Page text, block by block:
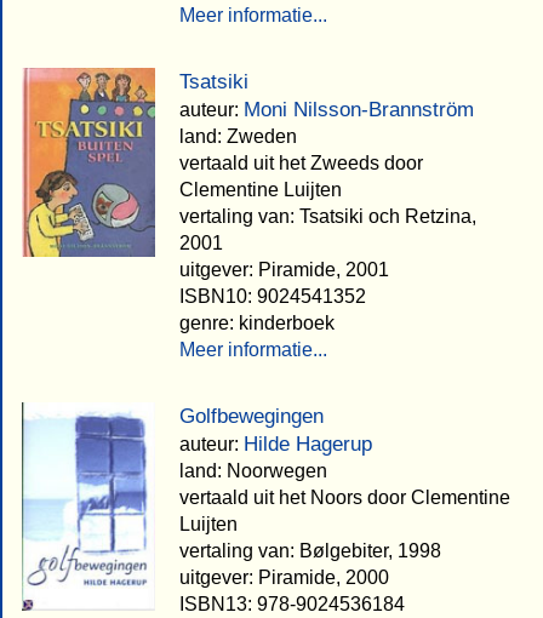
Meer informatie...
Tsatsiki
auteur: Moni Nilsson-Brannström
land: Zweden
vertaald uit het Zweeds door
Clementine Luijten
vertaling van: Tsatsiki och Retzina,
2001
uitgever: Piramide, 2001
ISBN10: 9024541352
genre: kinderboek
Meer informatie...
Golfbewegingen
auteur: Hilde Hagerup
land: Noorwegen
vertaald uit het Noors door Clementine
Luijten
vertaling van: Bølgebiter, 1998
uitgever: Piramide, 2000
ISBN13: 978-9024536184